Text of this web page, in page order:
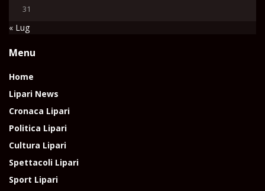
31
« Lug
Menu
Home
Lipari News
Cronaca Lipari
Politica Lipari
Cultura Lipari
Spettacoli Lipari
Sport Lipari